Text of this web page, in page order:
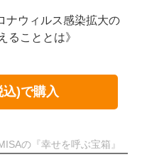
ナウィルス感染拡大の
ることとは》
)で購入
の『幸せを呼ぶ宝箱』